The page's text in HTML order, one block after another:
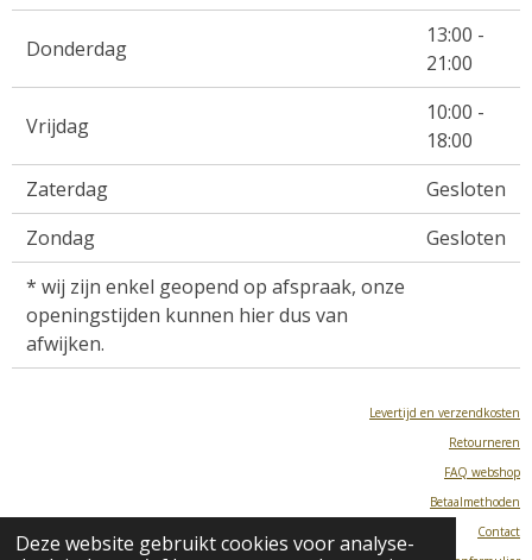
Deze website gebruikt cookies voor analyse-
Donderdag
13:00 -
21:00
Vrijdag
10:00 -
18:00
Zaterdag
Gesloten
Zondag
Gesloten
* wij zijn enkel geopend op afspraak, onze
openingstijden kunnen hier dus van
afwijken.
Levertijd en verzendkosten
Retourneren
FAQ webshop
Betaalmethoden
Contact